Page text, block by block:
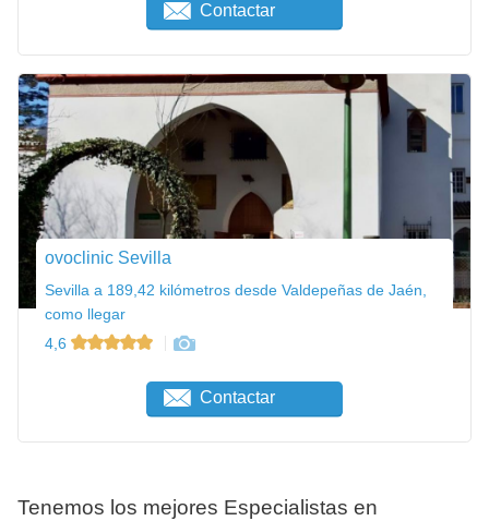
Contactar
ovoclinic Sevilla
Sevilla a 189,42 kilómetros desde Valdepeñas de Jaén,
como llegar
4,6
Contactar
Tenemos los mejores Especialistas en